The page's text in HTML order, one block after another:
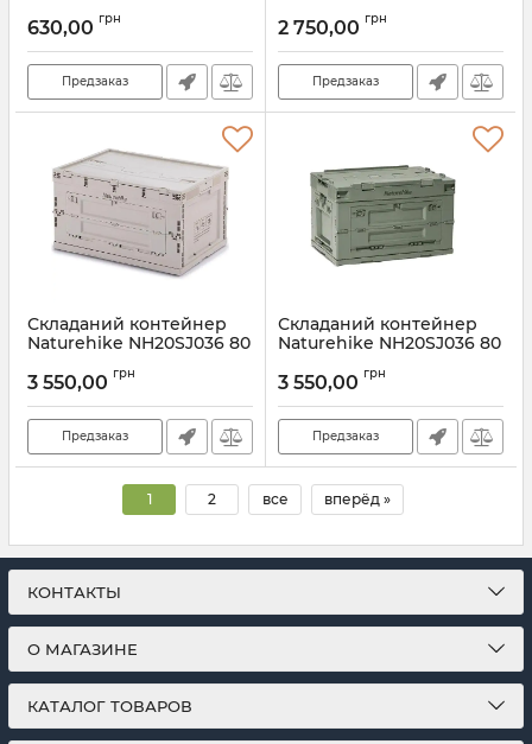
Артикул:7_63652
630,00 грн
Предзаказ
Артикул:7_62278
2 750,00 грн
Предзаказ
Складаний контейнер
Naturehike NH20SJ036 80
Артикул:7_61686
3 550,00 грн
Предзаказ
Складаний контейнер
Naturehike NH20SJ036 80
Артикул:7_61685
3 550,00 грн
Предзаказ
1 2 все вперёд »
КОНТАКТЫ
О МАГАЗИНЕ
КАТАЛОГ ТОВАРОВ